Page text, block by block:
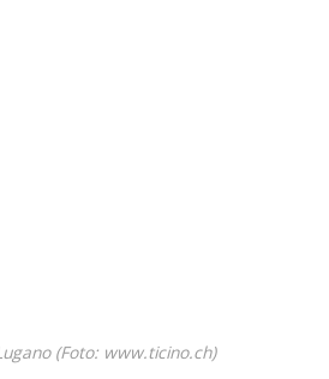
(Foto: www.ticino.ch)